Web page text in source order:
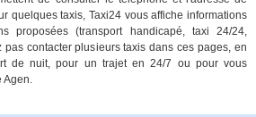
quelques taxis, Taxi24 vous affiche informations
proposées (transport handicapé, taxi 24/24,
pas contacter plusieurs taxis dans ces pages, en
de nuit, pour un trajet en 24/7 ou pour vous
Agen.